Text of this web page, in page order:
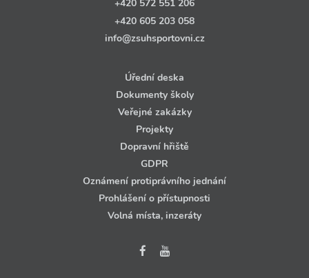
+420 572 551 206
+420 605 203 058
info@zsuhsportovni.cz
Úřední deska
Dokumenty školy
Veřejné zakázky
Projekty
Dopravní hřiště
GDPR
Oznámení protiprávního jednání
Prohlášení o přístupnosti
Volná místa, inzeráty